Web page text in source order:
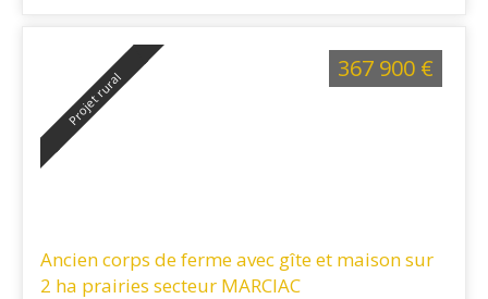
Projet rural
Ancien corps de ferme avec gîte et maison sur
2 ha prairies secteur MARCIAC
367 900 €